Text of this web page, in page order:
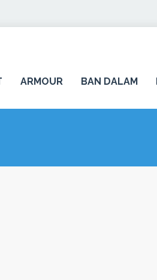
ARMOUR BAN DALAM